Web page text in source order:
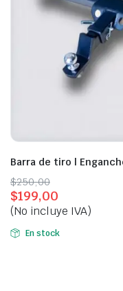
Barra de tiro |
$250,00
Original
price
was:
$250,00.
$199,00
Current
price
is:
$199,00.
(No incluye IVA)
En stock